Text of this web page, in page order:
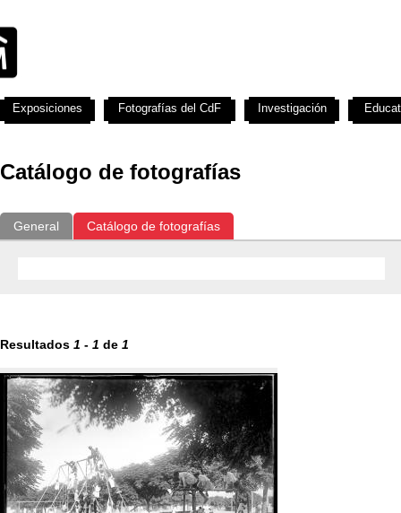
Catálogo de fotografías
General Catálogo de fotografías
Resultados 1 - 1 de 1
Exposiciones Fotografías del CdF Investigación